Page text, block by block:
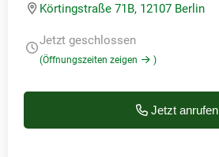
Körtingstraße 71B, 12107 Berlin
Jetzt geschlossen
(Öffnungszeiten zeigen )
Jetzt anrufen